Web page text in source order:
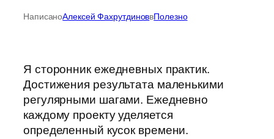
НаписаноАлексей ФахрутдиноввПолезно
Я сторонник ежедневных практик.
Достижения результата маленькими
регулярными шагами. Ежедневно
каждому проекту уделяется
определенный кусок времени.